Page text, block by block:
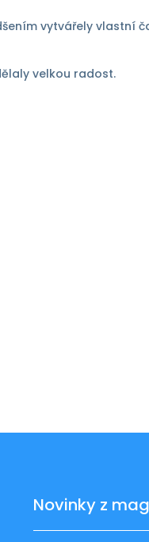
vytvářely vlastní
velkou radost.
Novinky z